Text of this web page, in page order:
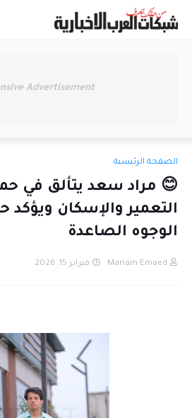
Advertisement
الصفحة الرئيسية
😊 مراد سعد يتألق في
التعمير والإسكان ويؤكد
الوجوه الصاعدة
Mariam Emaed فبراير 15, 2026